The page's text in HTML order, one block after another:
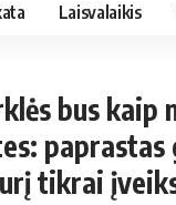
Laisvalaikis
bus kaip
paprastas
tikrai